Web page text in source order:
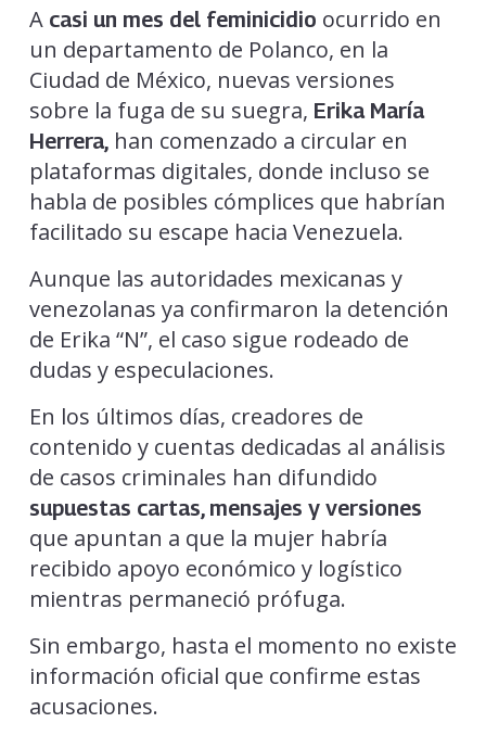
A casi un mes del feminicidio ocurrido en
un departamento de Polanco, en la
Ciudad de México, nuevas versiones
sobre la fuga de su suegra, Erika María
Herrera,han comenzado a circular en
plataformas digitales, donde incluso se
habla de posibles cómplices que habrían
facilitado su escape hacia Venezuela.
Aunque las autoridades mexicanas y
venezolanas ya confirmaron la detención
de Erika “N”, el caso sigue rodeado de
dudas y especulaciones.
En los últimos días, creadores de
contenido y cuentas dedicadas al análisis
de casos criminales han difundido
supuestas cartas, mensajes y versiones
que apuntan a que la mujer habría
recibido apoyo económico y logístico
mientras permaneció prófuga.
Sin embargo, hasta el momento no existe
información oficial que confirme estas
acusaciones.